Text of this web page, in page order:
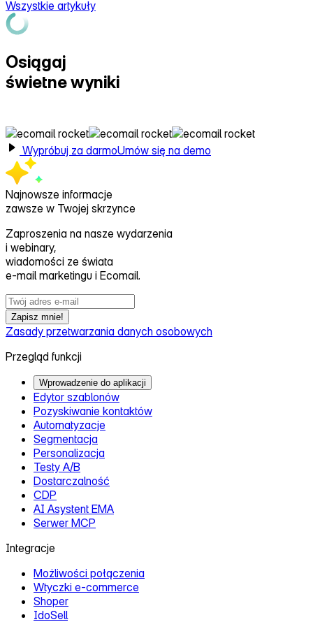
Wszystkie artykuły
Osiągaj
świetne wyniki
Wypróbuj za darmoUmów się na demo
Najnowsze informacje
zawsze w Twojej skrzynce
Zaproszenia na nasze wydarzenia
i webinary,
wiadomości ze świata
e‑mail marketingu i Ecomail.
Zapisz mnie!
Zasady przetwarzania danych osobowych
Przegląd funkcji
Wprowadzenie do aplikacji
Edytor szablonów
Pozyskiwanie kontaktów
Automatyzacje
Segmentacja
Personalizacja
Testy A/B
Dostarczalność
CDP
AI Asystent EMA
Serwer MCP
Integracje
Możliwości połączenia
Wtyczki e‑commerce
Shoper
IdoSell